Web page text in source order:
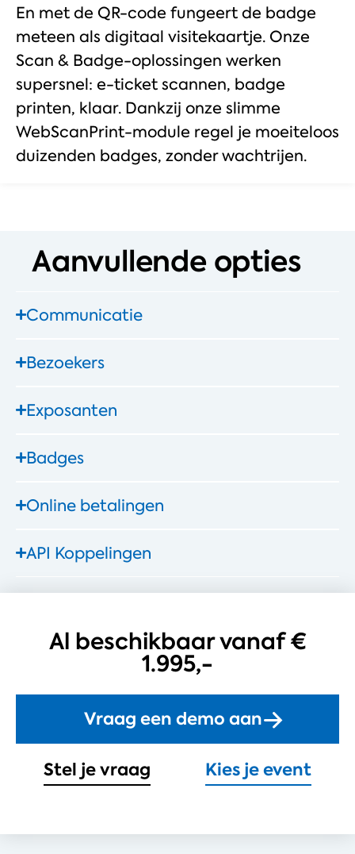
En met de QR-code fungeert de badge
meteen als digitaal visitekaartje. Onze
Scan & Badge-oplossingen werken
supersnel: e-ticket scannen, badge
printen, klaar. Dankzij onze slimme
WebScanPrint-module regel je moeiteloos
duizenden badges, zonder wachtrijen.
Aanvullende opties
Communicatie
Bezoekers
Exposanten
Badges
Online betalingen
API Koppelingen
Al beschikbaar vanaf €
1.995,-
Vraag een demo aan
Stel je vraag Kies je event